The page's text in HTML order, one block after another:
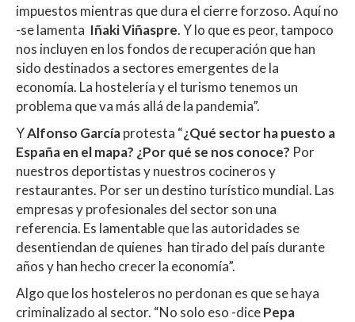
impuestos mientras que dura el cierre forzoso. Aquí no
-se lamenta Iñaki Viñaspre. Y lo que es peor, tampoco
nos incluyen en los fondos de recuperación que han
sido destinados a sectores emergentes de la
economía. La hostelería y el turismo tenemos un
problema que va más allá de la pandemia”.
YAlfonso Garcíaprotesta “¿Qué sector ha puesto a
España en el mapa? ¿Por qué se nos conoce? Por
nuestros deportistas y nuestros cocineros y
restaurantes. Por ser un destino turístico mundial. Las
empresas y profesionales del sector son una
referencia. Es lamentable que las autoridades se
desentiendan de quienes han tirado del país durante
años y han hecho crecer la economía”.
Algo que los hosteleros no perdonan es que se haya
criminalizado al sector. “No solo eso -dicePepa